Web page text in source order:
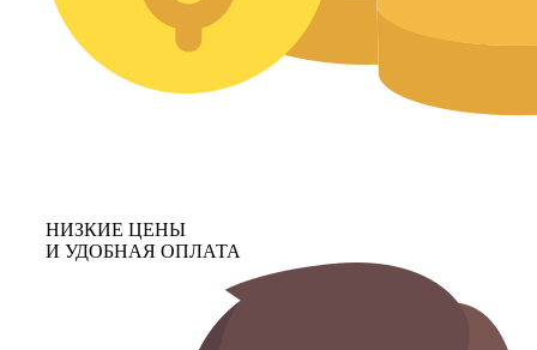
НИЗКИЕ ЦЕНЫ
И УДОБНАЯ ОПЛАТА